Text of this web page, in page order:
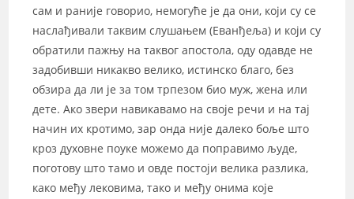
сам и раније говорио, немогуће је да они, који су се
наслађивали таквим слушањем (Еванђеља) и који су
обратили пажњу на таквог апостола, оду одавде не
задобивши никакво велико, истинско благо, без
обзира да ли је за том трпезом био муж, жена или
дете. Ако звери навикавамо на своје речи и на тај
начин их кротимо, зар онда није далеко боље што
кроз духовне поуке можемо да поправимо људе,
поготову што тамо и овде постоји велика разлика,
како међу лековима, тако и међу онима које